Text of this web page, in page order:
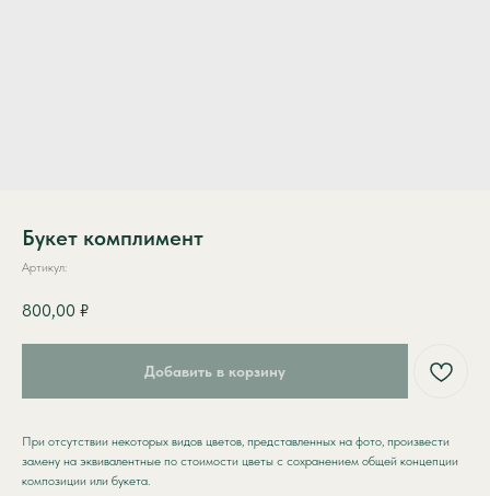
Букет комплимент
Артикул:
800,00 ₽
Добавить в корзину
При отсутствии некоторых видов цветов, представленных на фото, произвести
замену на эквивалентные по стоимости цветы с сохранением общей концепции
композиции или букета.
КАТАЛОГ
ПОПУЛЯРНОЕ
ЦВЕТОЧНЫЙ
АБОНЕМЕНТ